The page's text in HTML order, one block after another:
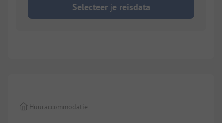
Selecteer je reisdata
Huuraccommodatie